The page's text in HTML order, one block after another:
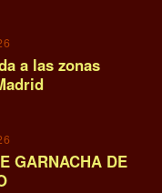
a las zonas
GARNACHA DE